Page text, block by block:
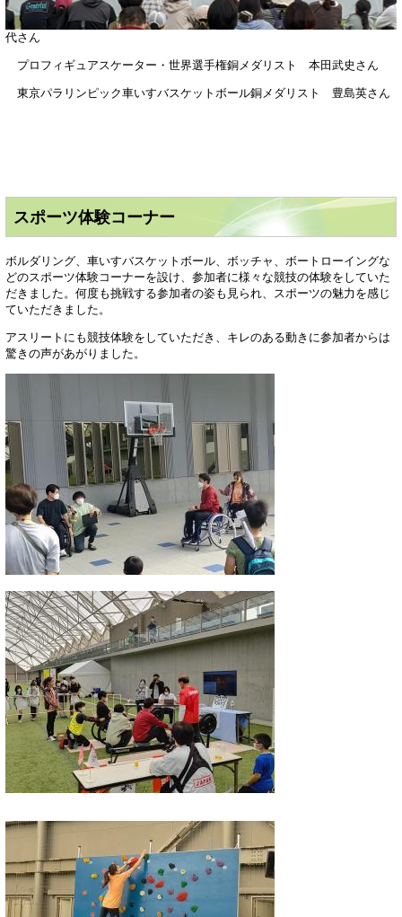
代さん
プロフィギュアスケーター・世界選手権銅メダリスト 本田武史さん
東京パラリンピック車いすバスケットボール銅メダリスト 豊島英さん
スポーツ体験コーナー
ボルダリング、車いすバスケットボール、ボッチャ、ボートローイングな
どのスポーツ体験コーナーを設け、参加者に様々な競技の体験をしていた
だきました。何度も挑戦する参加者の姿も見られ、スポーツの魅力を感じ
ていただきました。
アスリートにも競技体験をしていただき、キレのある動きに参加者からは
驚きの声があがりました。